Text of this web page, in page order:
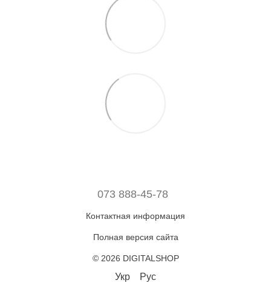
073 888-45-78
Контактная информация
Полная версия сайта
© 2026 DIGITALSHOP
Укр Рус